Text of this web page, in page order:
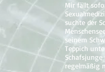
Mir fällt
suchte der
seinem
Teppich
regelmäßig